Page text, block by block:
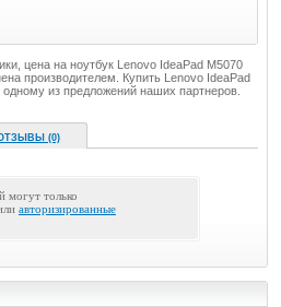
цена на ноутбук Lenovo IdeaPad M5070
производителем. Купить Lenovo IdeaPad
из предложений наших партнеров.
(0)
могут только
авторизированные